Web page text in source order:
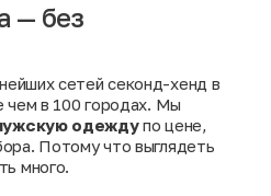
— без
сетей секонд-хенд в
чем в 100 городах. Мы
одеждупо цене,
Потому что выглядеть
много.